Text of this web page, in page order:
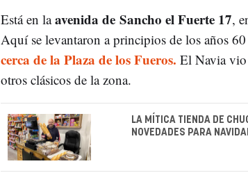
Está en laavenida de Sancho el Fuerte 17,
Aquí se levantaron a principios de los años
cerca de la Plaza de los Fueros. El Navia vio
otros clásicos de la zona.
LA MÍTICA TIENDA DE
NOVEDADES PARA